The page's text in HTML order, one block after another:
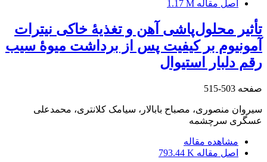
اصل مقاله 1.17 M
تأثیر محلول‌پاشی آهن و تغذیۀ خاکی نیترات
آمونیوم بر کیفیت پس از برداشت میوۀ سیب
رقم دلبار استیوال
صفحه 503-515
سیروان منصوری، مصباح بابالار، سیامک کلانتری، محمدعلی
عسگری سرچشمه
مشاهده مقاله
اصل مقاله 793.44 K